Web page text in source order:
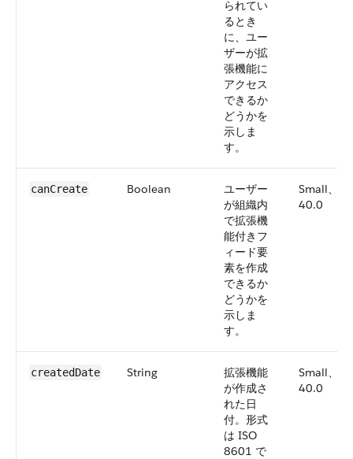
られてい
るとき
に、ユー
ザーが拡
張機能に
アクセス
できるか
どうかを
示しま
す。
canCreate Boolean
ユーザー
が組織内
で拡張機
能付きフ
ィード要
素を作成
できるか
どうかを
示しま
す。
Small、
40.0
createdDate String
拡張機能
が作成さ
れた日
付。形式
は ISO
8601 で
Small、
40.0